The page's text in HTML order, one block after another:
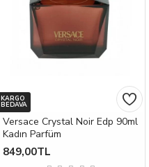
KARGO
BEDAVA
Versace Crystal Noir Edp 90ml
Kadın Parfüm
849,00TL